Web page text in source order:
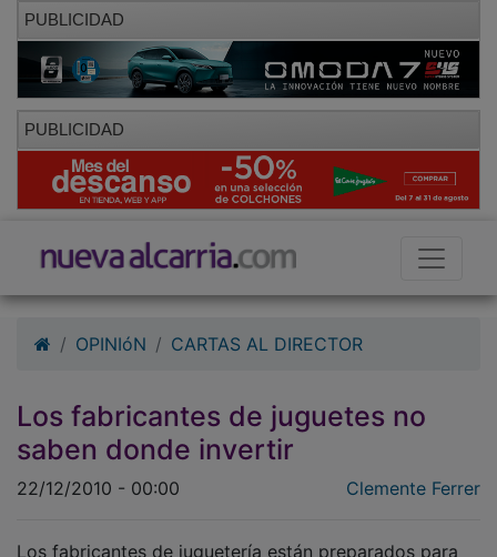
PUBLICIDAD
PUBLICIDAD
saben donde invertir
22/12/2010 - 00:00
atiborrar las casas con sus productos y tienen